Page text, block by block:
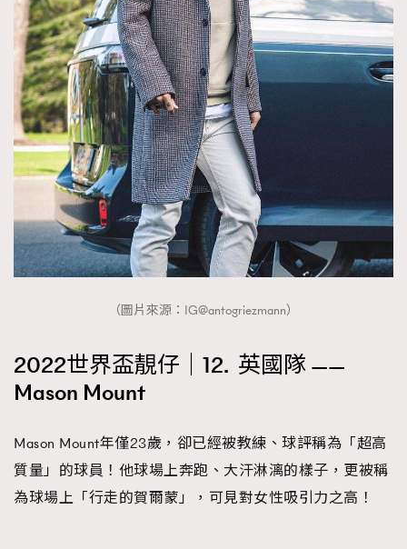
（圖片來源：IG@antogriezmann）
2022世界盃靚仔｜12. 英國隊 ——
Mason Mount
Mason Mount年僅23歲，卻已經被教練、球評稱為「超高
質量」的球員！他球場上奔跑、大汗淋漓的樣子，更被稱
為球場上「行走的賀爾蒙」，可見對女性吸引力之高！